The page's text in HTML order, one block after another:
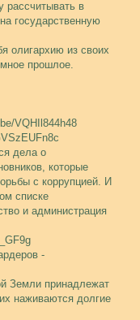
рассчитывать в
государственную
олигархию из своих
прошлое.
VQHIl844h48
дела о
которые
с коррупцией. И
списке
и администрация
-
Земли принадлежат
наживаются долгие